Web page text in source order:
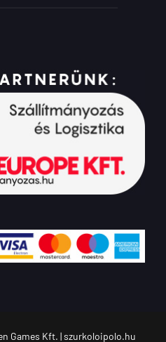
Games Kft. | szurkoloipolo.hu